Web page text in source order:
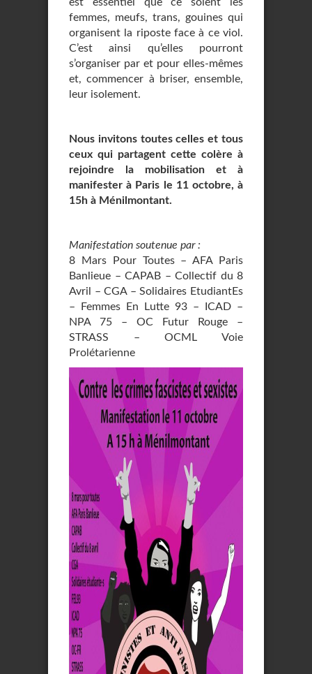
femmes, meufs, trans, gouines qui
organisent la riposte face à ce viol.
C’est ainsi qu’elles pourront
s’organiser par et pour elles-mêmes
et, commencer à briser, ensemble,
leur isolement.
Nous invitons toutes celles et tous
ceux qui partagent cette colère à
rejoindre la mobilisation et à
manifester à Paris le 11 octobre, à
15h à Ménilmontant.
Manifestation soutenue par :
8 Mars Pour Toutes – AFA Paris
Banlieue – CAPAB – Collectif du 8
Avril – CGA – Solidaires EtudiantEs
– Femmes En Lutte 93 – ICAD –
NPA 75 – OC Futur Rouge –
STRASS – OCML Voie
Prolétarienne